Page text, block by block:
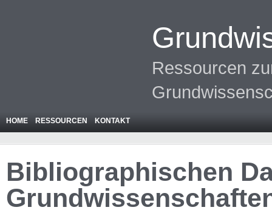
Ressourcen
HOME RESSOURCEN KONTAKT
Bibliographischen